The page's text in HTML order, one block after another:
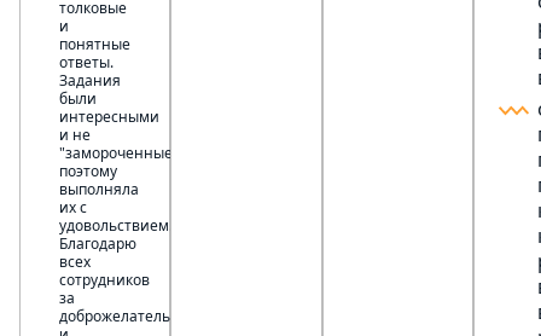
толковые
и
понятные
ответы.
Задания
были
интересными
и не
"замороченные",
поэтому
выполняла
их с
удовольствием.
Благодарю
всех
сотрудников
за
доброжелательность